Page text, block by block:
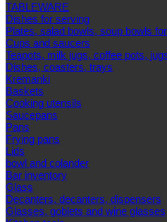
TABLEWARE
Dishes for serving
Plates, salad bowls, soup bowls
Cups and saucers
Teapots, milk jugs, coffee pots,
Dishes, coasters, trays
Kremanki
Baskets
Cooking utensils
Saucepans
Pans
Frying pans
Lids
bowl and colander
Bar inventory
Glass
Decanters, decanters, dispensers
Glasses, goblets and wine glasses